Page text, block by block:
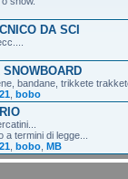
DA SCI
bandane, trikkete
bobo
termini di legge...
bobo MB